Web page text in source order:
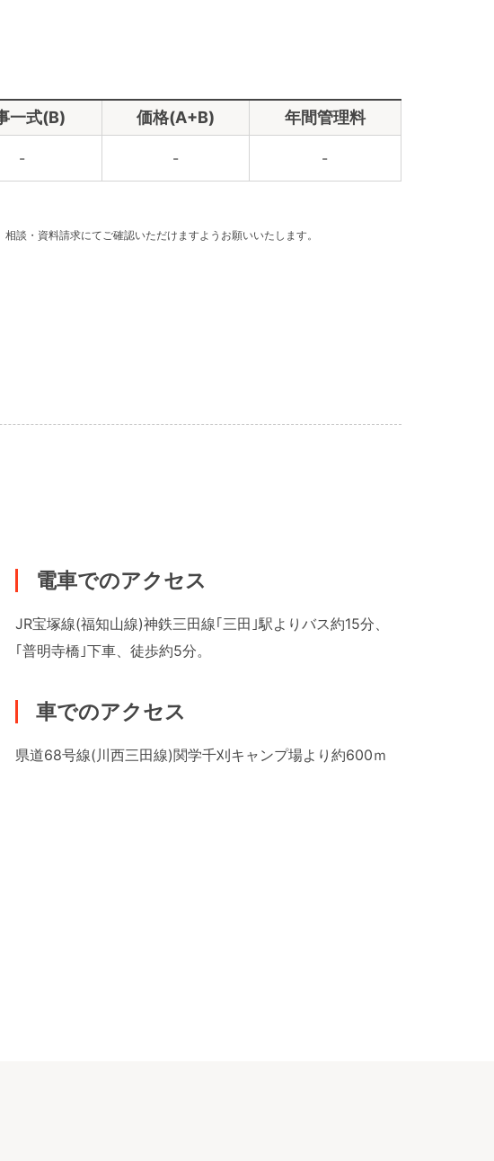
一式(B) 価格(A+B) 年間管理料
- - -
談・資料請求にてご確認いただけますようお願いいたします。
電車でのアクセス
JR宝塚線(福知山線)神鉄三田線｢三田｣駅よりバス約15分、
｢普明寺橋｣下車、徒歩約5分。
車でのアクセス
県道68号線(川西三田線)関学千刈キャンプ場より約600ｍ